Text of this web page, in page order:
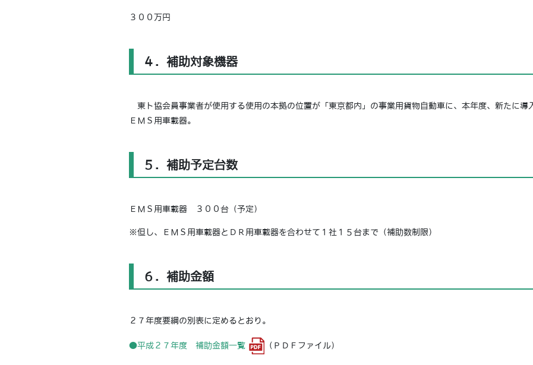
３００万円
４．補助対象機器
東ト協会員事業者が使用する使用の本拠の位置が「東京都内」の事業用貨物自動車に、本年度、新たに導
ＥＭＳ用車載器。
５．補助予定台数
ＥＭＳ用車載器 ３００台（予定）
※但し、ＥＭＳ用車載器とＤＲ用車載器を合わせて１社１５台まで（補助数制限）
６．補助金額
２７年度要綱の別表に定めるとおり。
●平成２７年度 補助金額一覧 （ＰＤＦファイル）